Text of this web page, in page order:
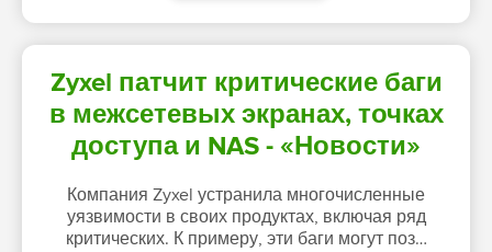
Zyxel патчит критические баги
в межсетевых экранах, точках
доступа и NAS - «Новости»
Компания Zyxel устранила многочисленные
уязвимости в своих продуктах, включая ряд
критических. К примеру, эти баги могут поз…